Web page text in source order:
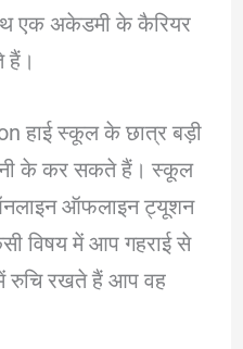
एक अकेडमी के कैरियर
हैं।
हाई स्कूल के छात्र बड़ी
के कर सकते हैं। स्कूल
ऑफलाइन ट्यूशन
विषय में आप गहराई से
रुचि रखते हैं आप वह